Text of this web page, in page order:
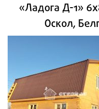
«Ладога Д-1»
Оскол,